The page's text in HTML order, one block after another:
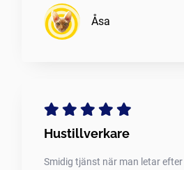
Åsa
Hustillverkare
Smidig tjänst när man letar